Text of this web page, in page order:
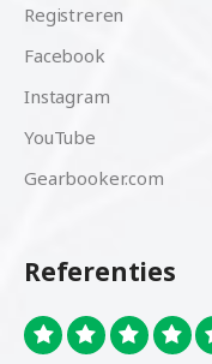
Registreren
Facebook
Instagram
YouTube
Gearbooker.com
Referenties